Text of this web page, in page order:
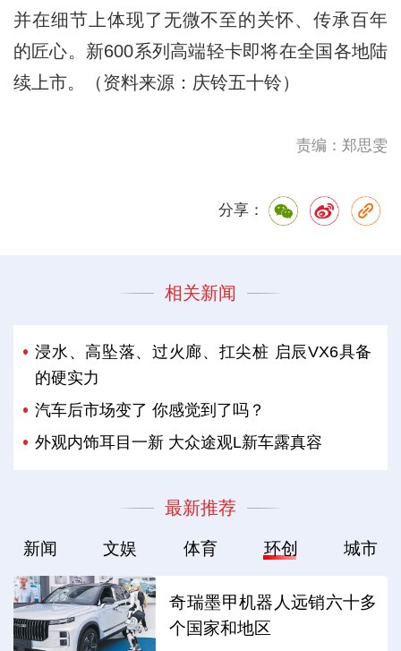
并在细节上体现了无微不至的关怀、传承百年
的匠心。新600系列高端轻卡即将在全国各地陆
续上市。（资料来源：庆铃五十铃）
责编：郑思雯
分享：
相关新闻
浸水、高坠落、过火廊、扛尖桩 启辰VX6具备
的硬实力
汽车后市场变了 你感觉到了吗？
外观内饰耳目一新 大众途观L新车露真容
最新推荐
新闻 文娱 体育 环创 城市
奇瑞墨甲机器人远销六十多
个国家和地区